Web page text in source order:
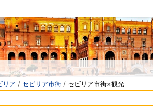
リア / セビリア市街 / セビリア市街×観光